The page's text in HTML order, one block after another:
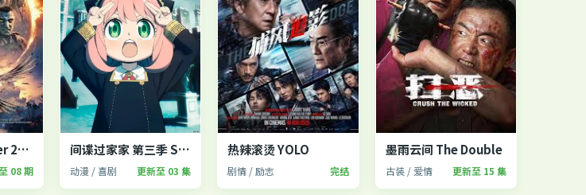
歌手 2026 Singer 2026
08 期
间谍过家家 第三季 SPY×FAMILY
动漫 / 喜剧 更新至 03 集
热辣滚烫 YOLO
剧情 / 励志 完结
墨雨云间 The Double
古装 / 爱情 更新至 15 集